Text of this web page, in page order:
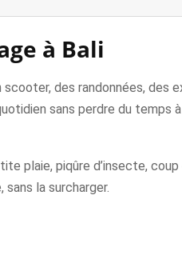
à Bali
des randonnées, des
sans perdre du temps
plaie, piqûre d’insecte,
la surcharger.